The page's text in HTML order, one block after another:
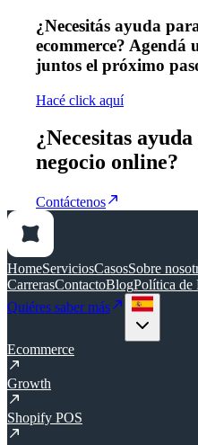
¿Necesitás ayuda
ecommerce? Agendá
juntos el próximo
Hacé click aquí
¿Necesitas
negocio online?
Contáctenos
HomeServiciosCasosSobre
CarrerasContactoBlogPolítica de
Quiéres saber más
Ecommerce
Growth
Shopify POS